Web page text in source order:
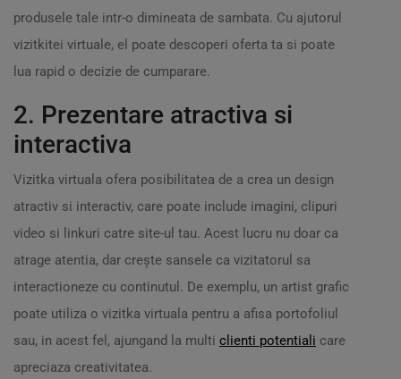
produsele tale intr-o dimineata de sambata. Cu ajutorul
vizitkitei virtuale, el poate descoperi oferta ta si poate
lua rapid o decizie de cumparare.
2. Prezentare atractiva si
interactiva
Vizitka virtuala ofera posibilitatea de a crea un design
atractiv si interactiv, care poate include imagini, clipuri
video si linkuri catre site-ul tau. Acest lucru nu doar ca
atrage atentia, dar crește sansele ca vizitatorul sa
interactioneze cu continutul. De exemplu, un artist grafic
poate utiliza o vizitka virtuala pentru a afisa portofoliul
sau, in acest fel, ajungand la multi clienti potentiali care
apreciaza creativitatea.